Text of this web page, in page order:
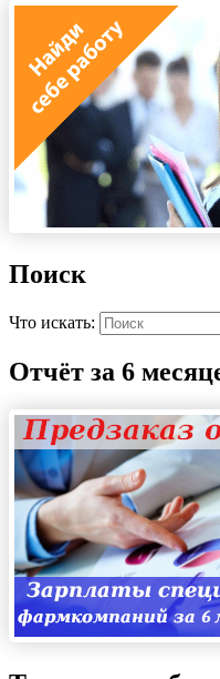
Поиск
Что искать:
Отчёт за 6